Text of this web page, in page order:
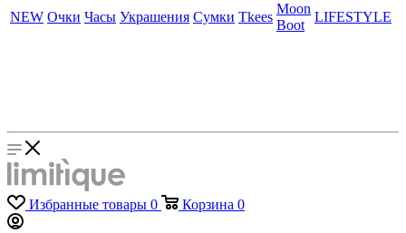
NEW Очки Часы Украшения Сумки Tkees
Moon
Boot
LIFESTYLE
Избранные товары 0 Корзина 0